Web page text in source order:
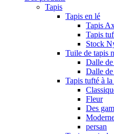
Tapis
Tapis en lé
Tapis
Tapis
Stock
Tuile de tapis
Dalle
Dalle
Tapis tufté à
Fleur
Des
persan